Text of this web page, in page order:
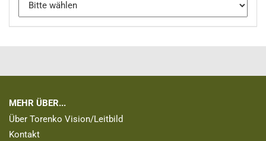
MEHR ÜBER...
Über Torenko Vision/Leitbild
Kontakt